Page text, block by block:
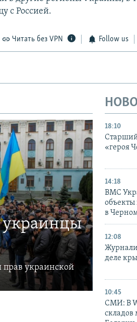
с Россией.
Читать без VPN Follow us
украинцы
прав украинской
18:10
«героя
14:18
ВМС
объекты
в
12:08
деле
10:45
СМИ: В
складов